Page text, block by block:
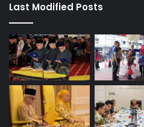
Last Modified Posts